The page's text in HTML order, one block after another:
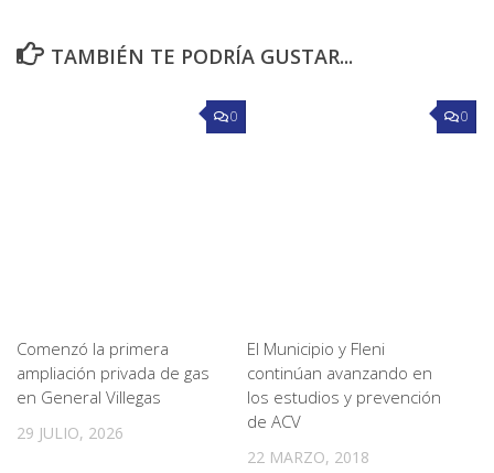
TAMBIÉN TE PODRÍA GUSTAR...
0
Comenzó la primera
ampliación privada de gas
en General Villegas
29 JULIO, 2026
0
El Municipio y Fleni
continúan avanzando en
los estudios y prevención
de ACV
22 MARZO, 2018